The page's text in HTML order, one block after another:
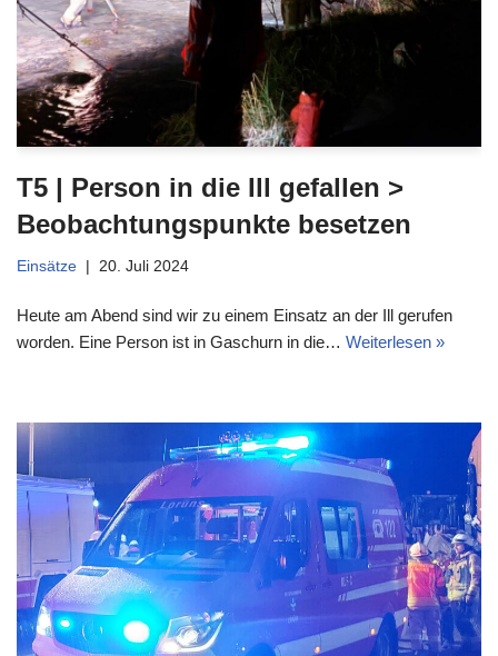
T5 | Person in die Ill gefallen >
Beobachtungspunkte besetzen
Einsätze 20. Juli 2024
Heute am Abend sind wir zu einem Einsatz an der Ill gerufen
worden. Eine Person ist in Gaschurn in die… Weiterlesen »